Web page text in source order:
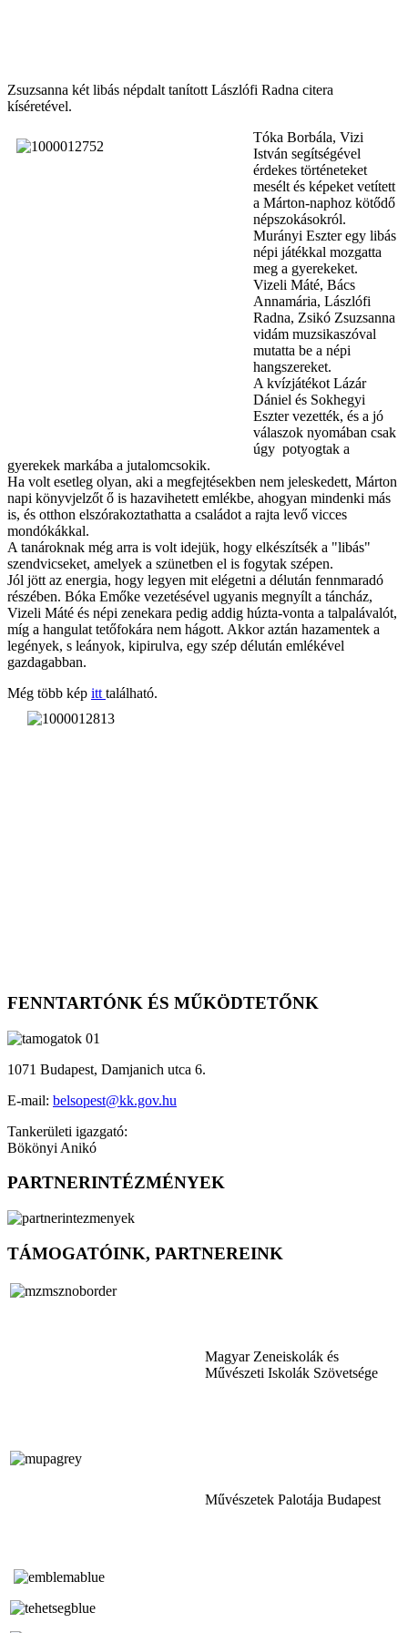
Zsuzsanna két libás népdalt tanított Lászlófi Radna citera
kíséretével.
Tóka Borbála, Vizi
István segítségével
érdekes történeteket
mesélt és képeket vetített
a Márton-naphoz kötődő
népszokásokról.
Murányi Eszter egy libás
népi játékkal mozgatta
meg a gyerekeket.
Vizeli Máté, Bács
Annamária, Lászlófi
Radna, Zsikó Zsuzsanna
vidám muzsikaszóval
mutatta be a népi
hangszereket.
A kvízjátékot Lázár
Dániel és Sokhegyi
Eszter vezették, és a jó
válaszok nyomában csak
úgy potyogtak a
gyerekek markába a jutalomcsokik.
Ha volt esetleg olyan, aki a megfejtésekben nem jeleskedett, Márton
napi könyvjelzőt ő is hazavihetett emlékbe, ahogyan mindenki más
is, és otthon elszórakoztathatta a családot a rajta levő vicces
mondókákkal.
A tanároknak még arra is volt idejük, hogy elkészítsék a "libás"
szendvicseket, amelyek a szünetben el is fogytak szépen.
Jól jött az energia, hogy legyen mit elégetni a délután fennmaradó
részében. Bóka Emőke vezetésével ugyanis megnyílt a táncház,
Vizeli Máté és népi zenekara pedig addig húzta-vonta a talpalávalót,
míg a hangulat tetőfokára nem hágott. Akkor aztán hazamentek a
legények, s leányok, kipirulva, egy szép délután emlékével
gazdagabban.
Még több kép itt található.
FENNTARTÓNK ÉS MŰKÖDTETŐNK
1071 Budapest, Damjanich utca 6.
E-mail: belsopest@kk.gov.hu
Tankerületi igazgató:
Bökönyi Anikó
PARTNERINTÉZMÉNYEK
TÁMOGATÓINK, PARTNEREINK
Magyar Zeneiskolák és
Művészeti Iskolák Szövetsége
Művészetek Palotája Budapest